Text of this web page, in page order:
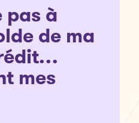
pas à
de ma
mes